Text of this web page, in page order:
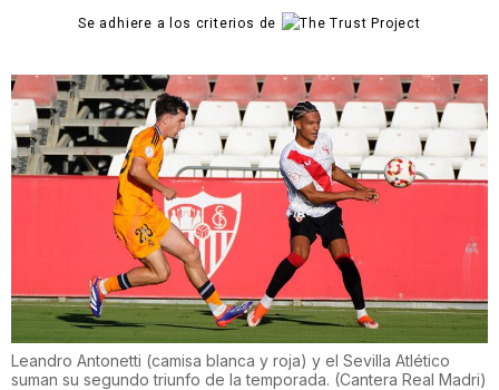
Se adhiere a los criterios de
Leandro Antonetti (camisa blanca y roja) y el Sevilla Atlético
suman su segundo triunfo de la temporada. (Cantera Real Madri)